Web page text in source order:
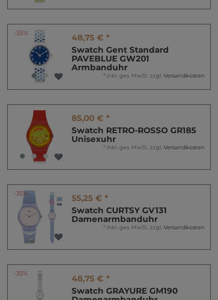
-35%
48,75 € *
Swatch Gent Standard
PAVEBLUE GW201
Armbanduhr
* inkl. ges. MwSt. zzgl. Versandkosten
85,00 € *
Swatch RETRO-ROSSO GR185
Unisexuhr
* inkl. ges. MwSt. zzgl. Versandkosten
-35%
55,25 € *
Swatch CURTSY GV131
Damenarmbanduhr
* inkl. ges. MwSt. zzgl. Versandkosten
-35%
48,75 € *
Swatch GRAYURE GM190